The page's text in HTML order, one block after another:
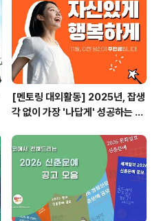
[멘토링 대외활동] 2025년, 잡생
각 없이 가장 '나답게' 성공하는 법